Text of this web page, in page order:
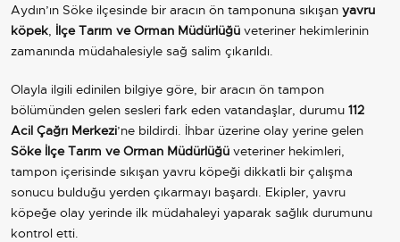
Aydın’ın Söke ilçesinde bir aracın ön tamponuna sıkışan yavru
köpek, İlçe Tarım ve Orman Müdürlüğü veteriner hekimlerinin
zamanında müdahalesiyle sağ salim çıkarıldı.
Olayla ilgili edinilen bilgiye göre, bir aracın ön tampon
bölümünden gelen sesleri fark eden vatandaşlar, durumu 112
Acil Çağrı Merkezi’ne bildirdi. İhbar üzerine olay yerine gelen
Söke İlçe Tarım ve Orman Müdürlüğü veteriner hekimleri,
tampon içerisinde sıkışan yavru köpeği dikkatli bir çalışma
sonucu bulduğu yerden çıkarmayı başardı. Ekipler, yavru
köpeğe olay yerinde ilk müdahaleyi yaparak sağlık durumunu
kontrol etti.